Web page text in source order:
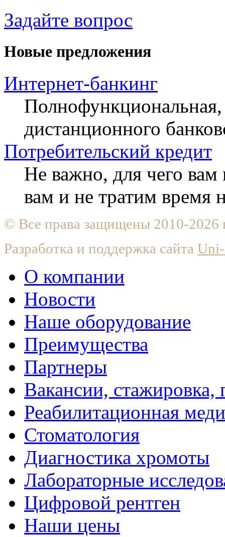
Задайте вопрос
Новые предложения
Интернет-банкинг
Полнофункциональная,
дистанционного
Потребительский кредит
Не важно, для чего
вам и не тратим время
© Все права защищены 2010-
Разработка и поддержка сайта
О компании
Новости
Наше оборудование
Преимущества
Партнеры
Вакансии, стажировка,
Реабилитационная
Стоматология
Диагностика хромоты
Лабораторные
Цифровой рентген
Наши цены